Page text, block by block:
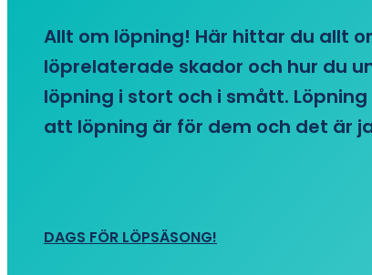
Allt om löpning! Här hittar du allt
löprelaterade skador och hur du
löpning i stort och i smått.
att löpning är för dem och det är
DAGS FÖR LÖPSÄSONG!